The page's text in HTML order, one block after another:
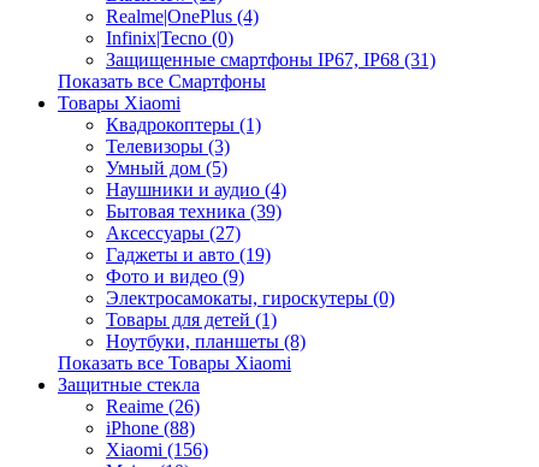
Realme|OnePlus (4)
Infinix|Tecno (0)
Защищенные смартфоны IP67, IP68 (31)
Показать все Смартфоны
Товары Xiaomi
Квадрокоптеры (1)
Телевизоры (3)
Умный дом (5)
Наушники и аудио (4)
Бытовая техника (39)
Аксессуары (27)
Гаджеты и авто (19)
Фото и видео (9)
Электросамокаты, гироскутеры (0)
Товары для детей (1)
Ноутбуки, планшеты (8)
Показать все Товары Xiaomi
Защитные стекла
Reaime (26)
iPhone (88)
Xiaomi (156)